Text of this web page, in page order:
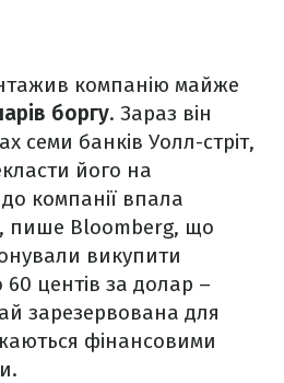
компанію майже
боргу. Зараз він
семи банків Уолл-стріт,
його на
до компанії впала
пише Bloomberg, що
викупити
центів за долар –
зарезервована для
фінансовими